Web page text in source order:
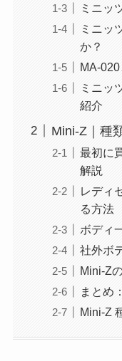
ミニッ
ミニッ
か？
MA-
ミニッ
紹介
Mini-Z｜種
最初に
解説
レディ
る方法
ボディ
社外ボ
Mini-Z
まとめ
Mini-Z